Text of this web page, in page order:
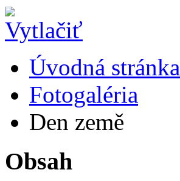
Úvodná stránka
Fotogaléria
Den země
Obsah